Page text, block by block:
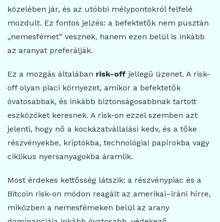
közelében jár, és az utóbbi mélypontokról felfelé
mozdult. Ez fontos jelzés: a befektetők nem pusztán
„nemesfémet” vesznek, hanem ezen belül is inkább
az aranyat preferálják.
Ez a mozgás általában risk-off jellegű üzenet. A risk-
off olyan piaci környezet, amikor a befektetők
óvatosabbak, és inkább biztonságosabbnak tartott
eszközöket keresnek. A risk-on ezzel szemben azt
jelenti, hogy nő a kockázatvállalási kedv, és a tőke
részvényekbe, kriptókba, technológiai papírokba vagy
ciklikus nyersanyagokba áramlik.
Most érdekes kettősség látszik: a részvénypiac és a
Bitcoin risk-on módon reagált az amerikai–iráni hírre,
miközben a nemesfémeken belül az arany